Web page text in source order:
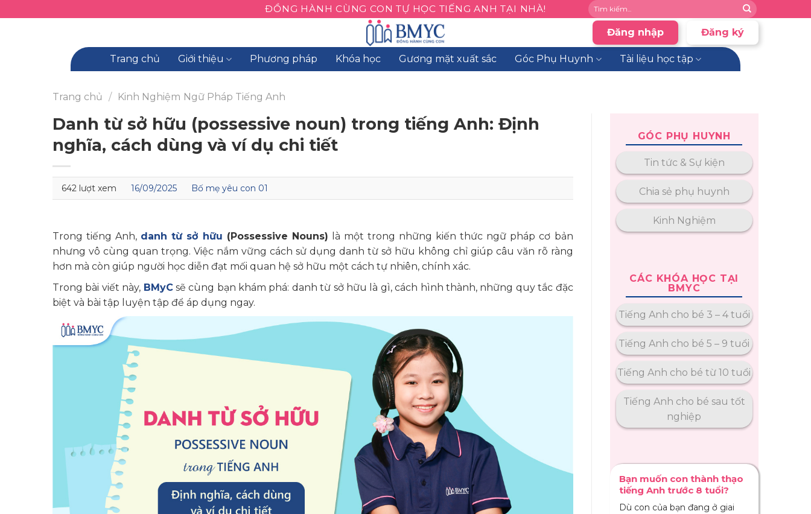
ĐỒNG HÀNH CÙNG CON TỰ HỌC TIẾNG ANH TẠI NHÀ!
Đăng nhập Đăng ký
Trang chủ Giới thiệu Phương pháp Khóa học Gương mặt xuất sắc Góc Phụ Huynh Tài liệu học tập
Trang chủ / Kinh Nghiệm Ngữ Pháp Tiếng Anh
Danh từ sở hữu (possessive noun) trong tiếng Anh: Định
nghĩa, cách dùng và ví dụ chi tiết
642 lượt xem 16/09/2025 Bố mẹ yêu con 01
Trong tiếng Anh, danh từ sở hữu (Possessive Nouns) là một trong những kiến thức ngữ pháp cơ bản
nhưng vô cùng quan trọng. Việc nắm vững cách sử dụng danh từ sở hữu không chỉ giúp câu văn rõ ràng
hơn mà còn giúp người học diễn đạt mối quan hệ sở hữu một cách tự nhiên, chính xác.
Trong bài viết này, BMyCsẽ cùng bạn khám phá: danh từ sở hữu là gì, cách hình thành, những quy tắc đặc
biệt và bài tập luyện tập để áp dụng ngay.
GÓC PHỤ HUYNH
Tin tức & Sự kiện
Chia sẻ phụ huynh
Kinh Nghiệm
CÁC KHÓA HỌC TẠI
BMYC
Tiếng Anh cho bé 3 – 4 tuổi
Tiếng Anh cho bé 5 – 9 tuổi
Tiếng Anh cho bé từ 10 tuổi
Tiếng Anh cho bé sau tốt
nghiệp
Bạn muốn con thành thạo
tiếng Anh trước 8 tuổi?
Dù con của bạn đang ở giai